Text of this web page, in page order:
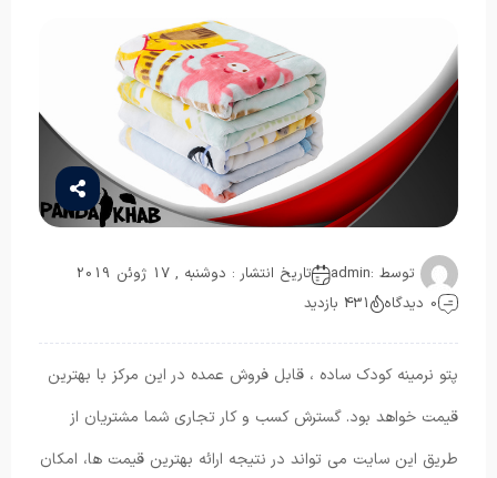
توسط :admin
تاریخ انتشار : دوشنبه , 17 ژوئن 2019
0 دیدگاه
431 بازدید
پتو نرمینه کودک ساده ، قابل فروش عمده در این مرکز با بهترین
قیمت خواهد بود. گسترش کسب و کار تجاری شما مشتریان از
طریق این سایت می تواند در نتیجه ارائه بهترین قیمت ها، امکان